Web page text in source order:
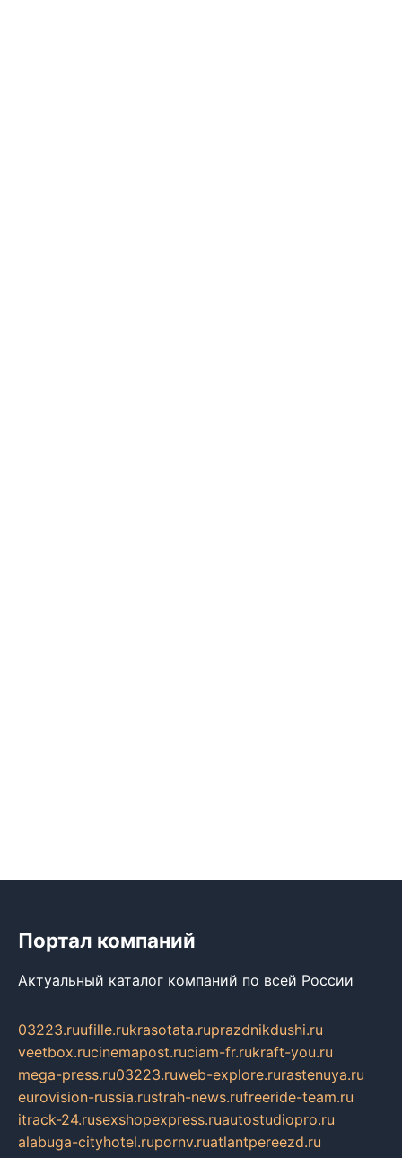
Портал компаний
Актуальный каталог компаний по всей России
03223.ruufille.rukrasotata.ruprazdnikdushi.ru
veetbox.rucinemapost.ruciam-fr.rukraft-you.ru
mega-press.ru03223.ruweb-explore.rurastenuya.ru
eurovision-russia.rustrah-news.rufreeride-team.ru
itrack-24.rusexshopexpress.ruautostudiopro.ru
alabuga-cityhotel.rupornv.ruatlantpereezd.ru